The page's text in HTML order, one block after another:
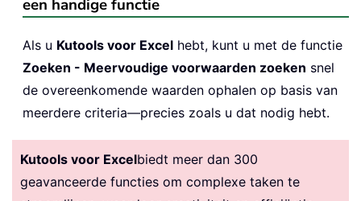
een handige functie
Als u Kutools voor Excel hebt, kunt u met de functie
Zoeken - Meervoudige voorwaarden zoeken snel
de overeenkomende waarden ophalen op basis van
meerdere criteria—precies zoals u dat nodig hebt.
Kutools voor Excelbiedt meer dan 300
geavanceerde functies om complexe taken te